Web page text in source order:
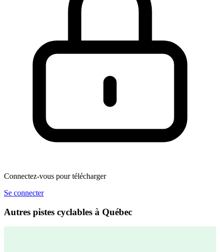
Connectez-vous pour télécharger
Se connecter
Autres pistes cyclables à Québec